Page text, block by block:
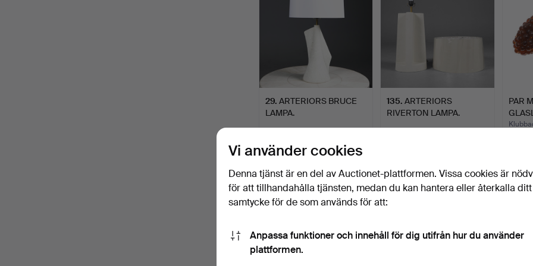
29. ARTERIORS BRUCE
LAMPA.
189 USD
135. ARTERIORS
RIVERTON LAMPA.
PAR
Vi använder cookies
Denna tjänst är en del av Auctionet-plattformen. Vissa cookies är
för att tillhandahålla tjänsten, medan du kan hantera eller återkalla ditt
samtycke för de som används för att:
Anpassa funktioner och innehåll för dig utifrån hur du använder
plattformen.